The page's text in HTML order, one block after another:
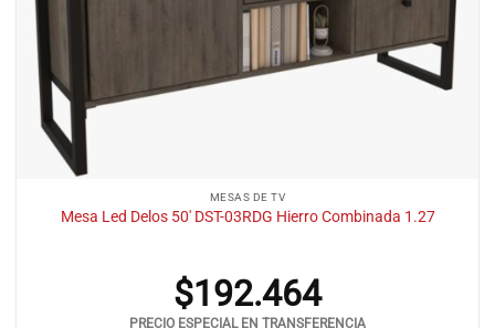
MESAS DE TV
Mesa Led Delos 50′ DST-03RDG Hierro Combinada 1.27
$192.464
PRECIO ESPECIAL EN TRANSFERENCIA